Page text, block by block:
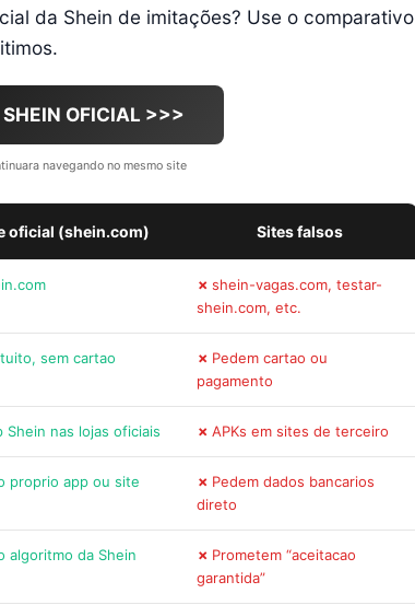
da Shein de imitações? Use o comparativo
SHEIN OFICIAL >>>
navegando no mesmo site
oficial (shein.com) Sites falsos
shein-vagas.com, testar-
shein.com, etc.
sem cartao
Pedem cartao ou
pagamento
Shein nas lojas oficiais APKs em sites de terceiro
proprio app ou site
Pedem dados bancarios
direto
algoritmo da Shein
Prometem “aceitacao
garantida”